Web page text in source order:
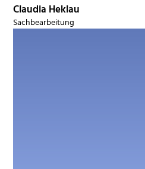
Claudia Heklau
Sachbearbeitung